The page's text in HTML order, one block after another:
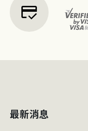
credit_score
最新消息